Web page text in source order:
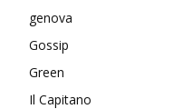
genova
Gossip
Green
Il Capitano